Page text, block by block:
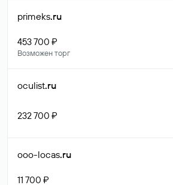
primeks.ru
453 700 ₽
Возможен торг
oculist.ru
232 700 ₽
ooo-locas.ru
11 700 ₽